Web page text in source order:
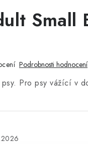
Small
Podrobnosti hodnocení
Pro psy vážící v